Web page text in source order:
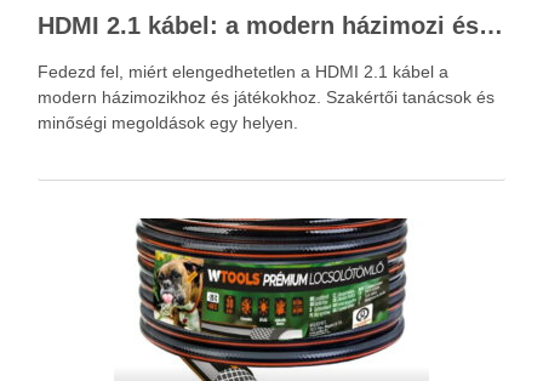
HDMI 2.1 kábel: a modern házimozi és játékok alapja – Kácsa Audió megoldások
Fedezd fel, miért elengedhetetlen a HDMI 2.1 kábel a
modern házimozikhoz és játékokhoz. Szakértői tanácsok és
minőségi megoldások egy helyen.